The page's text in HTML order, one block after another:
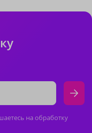
на обработку